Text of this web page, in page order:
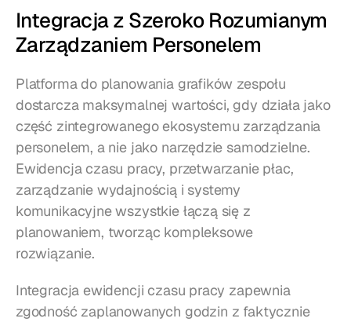
Integracja z Szeroko Rozumianym
Zarządzaniem Personelem
Platforma do planowania grafików zespołu
dostarcza maksymalnej wartości, gdy działa jako
część zintegrowanego ekosystemu zarządzania
personelem, a nie jako narzędzie samodzielne.
Ewidencja czasu pracy, przetwarzanie płac,
zarządzanie wydajnością i systemy
komunikacyjne wszystkie łączą się z
planowaniem, tworząc kompleksowe
rozwiązanie.
Integracja ewidencji czasu pracy zapewnia
zgodność zaplanowanych godzin z faktycznie